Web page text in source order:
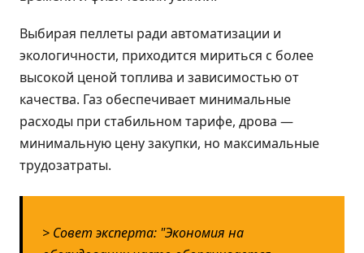
Выбирая пеллеты ради автоматизации и
экологичности, приходится мириться с более
высокой ценой топлива и зависимостью от
качества. Газ обеспечивает минимальные
расходы при стабильном тарифе, дрова —
минимальную цену закупки, но максимальные
трудозатраты.
> Совет эксперта: "Экономия на